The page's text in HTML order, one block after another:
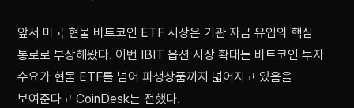
앞서 미국 현물 비트코인 ETF 시장은 기관 자금 유입의 핵심
통로로 부상해왔다. 이번 IBIT 옵션 시장 확대는 비트코인 투자
수요가 현물 ETF를 넘어 파생상품까지 넓어지고 있음을
보여준다고 CoinDesk는 전했다.